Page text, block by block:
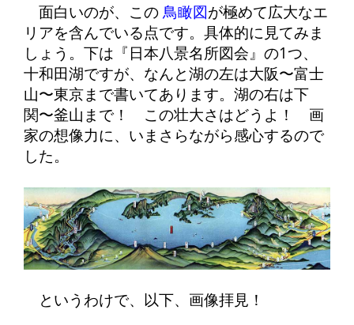
面白いのが、この鳥瞰図が極めて広大なエ
リアを含んでいる点です。具体的に見てみま
しょう。下は『日本八景名所図会』の1つ、
十和田湖ですが、なんと湖の左は大阪〜富士
山〜東京まで書いてあります。湖の右は下
関〜釜山まで！ この壮大さはどうよ！ 画
家の想像力に、いまさらながら感心するので
した。
というわけで、以下、画像拝見！